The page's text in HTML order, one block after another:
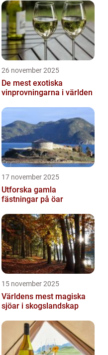
26 november 2025
De mest exotiska
vinprovningarna i världen
17 november 2025
Utforska gamla
fästningar på öar
15 november 2025
Världens mest magiska
sjöar i skogslandskap